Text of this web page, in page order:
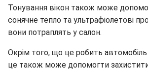
Тонування вікон також може
сонячне тепло та ультрафіолетові
вони потраплять у салон.
Окрім того, що це робить
це також може допомогти